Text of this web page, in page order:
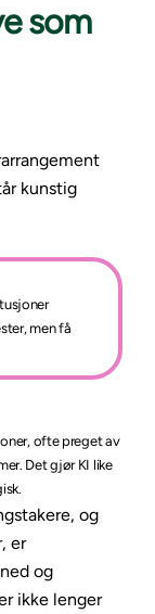
som
kunstig
men få
ofte preget av
Det gjør KI like
og
er
og
ikke lenger